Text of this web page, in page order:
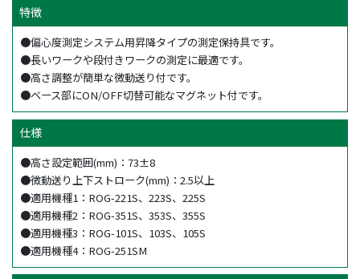
特徴
●偏心度測定システム用昇降タイプの測定保持具です。
●長いワークや段付きワークの測定に最適です。
●高さ調整が簡単な微動送り付です。
●ベース部にON/OFF切替可能なマグネット付です。
仕様
●高さ設定範囲(mm)：73±8
●微動送り上下ストローク(mm)：2.5以上
●適用機種1：ROG-221S、223S、225S
●適用機種2：ROG-351S、353S、355S
●適用機種3：ROG-101S、103S、105S
●適用機種4：ROG-251SM